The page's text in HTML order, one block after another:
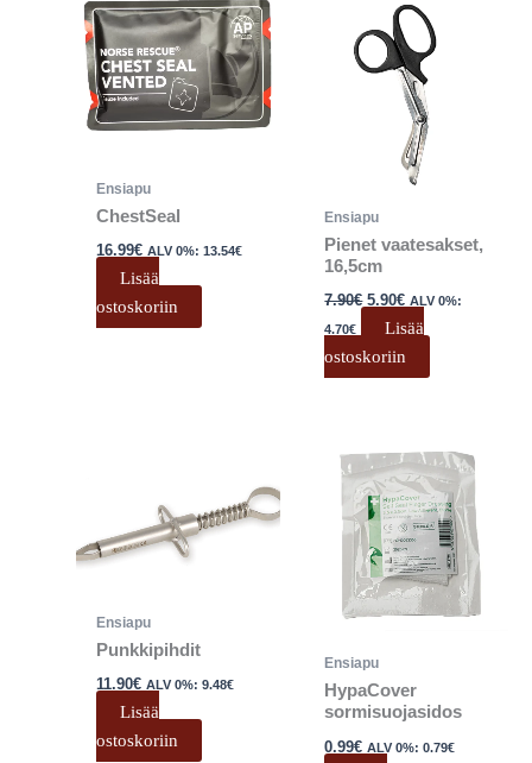
Ensiapu
ChestSeal
16.99€ ALV 0%:13.54€
Lisää
ostoskoriin
Ensiapu
Pienet vaatesakset,
16,5cm
7.90€
7.90€.
5.90€
on:
5.90€.
ALV 0%:
4.70€
Lisää
ostoskoriin
Ensiapu
Punkkipihdit
11.90€ ALV 0%:9.48€
Lisää
ostoskoriin
Ensiapu
HypaCover
sormisuojasidos
0.99€ ALV 0%:0.79€